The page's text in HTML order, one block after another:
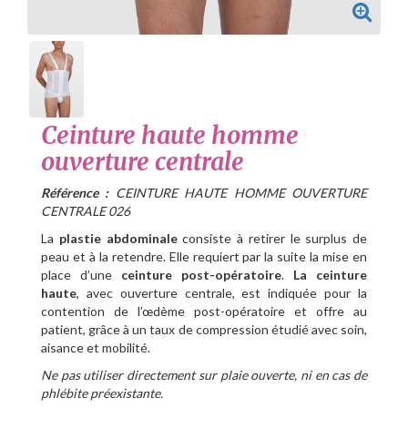
Ceinture haute homme
ouverture centrale
Référence :CEINTURE HAUTE HOMME OUVERTURE
CENTRALE 026
La plastie abdominaleconsiste à retirer le surplus de
peau et à la retendre. Elle requiert par la suite la mise en
place d’une ceinture post-opératoire. La ceinture
haute, avec ouverture centrale, est indiquée pour la
contention de l’œdème post-opératoire et offre au
patient, grâce à un taux de compression étudié avec soin,
aisance et mobilité.
Ne pas utiliser directement sur plaie ouverte, ni en cas de
phlébite préexistante.